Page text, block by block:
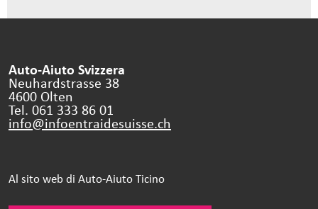
Auto-Aiuto Svizzera
Neuhardstrasse 38
4600 Olten
Tel. 061 333 86 01
info@infoentraidesuisse.ch
Al sito web di Auto-Aiuto Ticino